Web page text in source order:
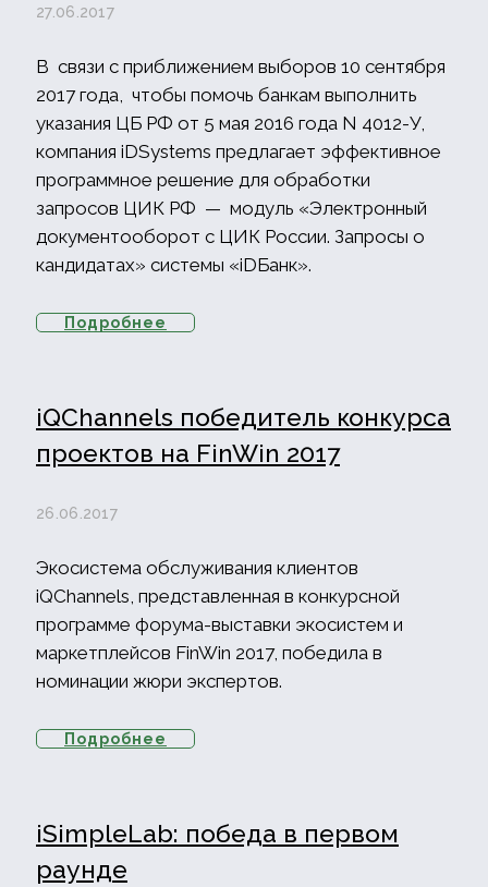
27.06.2017
В связи с приближением выборов 10 сентября
2017 года, чтобы помочь банкам выполнить
указания ЦБ РФ от 5 мая 2016 года N 4012-У,
компания iDSystems предлагает эффективное
программное решение для обработки
запросов ЦИК РФ — модуль «Электронный
документооборот с ЦИК России. Запросы о
кандидатах» системы «iDБанк».
Подробнее
iQChannels победитель конкурса
проектов на FinWin 2017
26.06.2017
Экосистема обслуживания клиентов
iQChannels, представленная в конкурсной
программе форума-выставки экосистем и
маркетплейсов FinWin 2017, победила в
номинации жюри экспертов.
Подробнее
iSimpleLab: победа в первом
раунде